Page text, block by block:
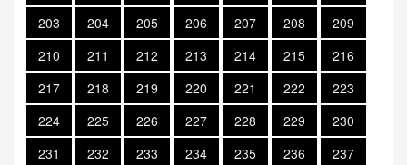
203
204 205 206 207 208
209
210
211 212 213 214 215
216
217
218 219 220 221 222
223
224
225 226 227 228 229
230
231
232 233 234 235 236
237